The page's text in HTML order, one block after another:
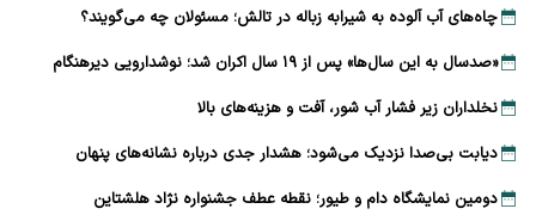
چاه‌های آب آلوده به شیرابه زباله در تالش؛ مسئولان چه می‌گویند؟
«صدسال به این سال‌ها» پس از ۱۹ سال اکران شد؛ نوشدارویی دیرهنگام
نخلداران زیر فشار آب شور، آفت و هزینه‌های بالا
دیابت بی‌صدا نزدیک می‌شود؛ هشدار جدی درباره نشانه‌های پنهان
دومین نمایشگاه دام و طیور؛ نقطه عطف جشنواره نژاد هلشتاین